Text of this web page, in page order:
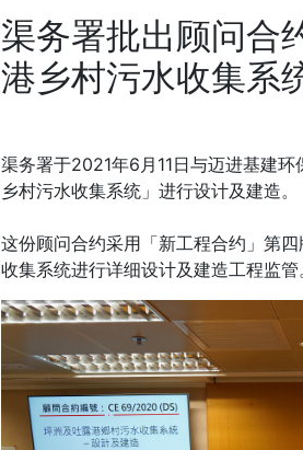
渠务署批出顾问合
港乡村污水收集系
渠务署于2021年6月11日与迈进基建
乡村污水收集系统」进行设计及建造。
这份顾问合约采用「新工程合约」第
收集系统进行详细设计及建造工程监